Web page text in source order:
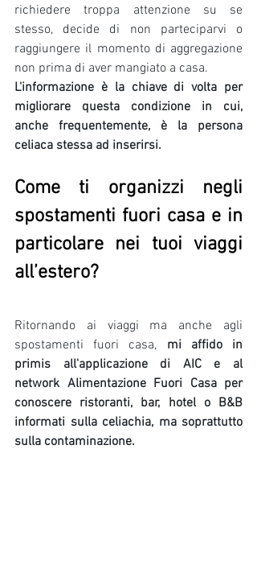
richiedere troppa attenzione su se
stesso, decide di non parteciparvi o
raggiungere il momento di aggregazione
non prima di aver mangiato a casa.
L'informazione è la chiave di volta per
migliorare questa condizione in cui,
anche frequentemente, è la persona
celiaca stessa ad inserirsi.
Come ti organizzi negli
spostamenti fuori casa e in
particolare nei tuoi viaggi
all’estero?
Ritornando ai viaggi ma anche agli
spostamenti fuori casa, mi affido in
primis all'applicazione di AIC e al
network Alimentazione Fuori Casa per
conoscere ristoranti, bar, hotel o B&B
informati sulla celiachia, ma soprattutto
sulla contaminazione.